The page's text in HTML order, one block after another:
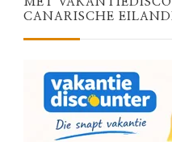
CANARISCHE